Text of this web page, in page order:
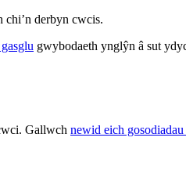
derbyn cwcis.
gwybodaeth ynglŷn â sut
Gallwch newid eich